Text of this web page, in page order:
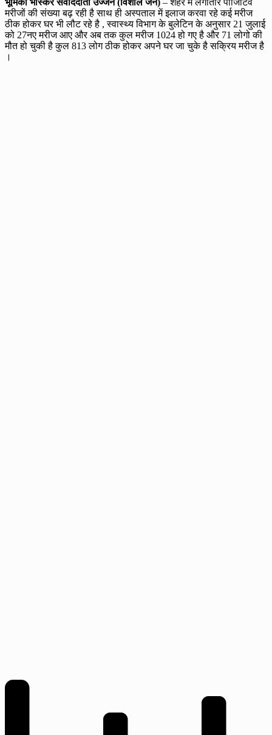
मरीजों की संख्या बढ़ रही है साथ ही अस्पताल में इलाज करवा रहे कई मरीज
ठीक होकर घर भी लौट रहे है , स्वास्थ्य विभाग के बुलेटिन के अनुसार 21 जुलाई
को 27नए मरीज आए और अब तक कुल मरीज 1024 हो गए है और 71 लोगो की
मौत हो चुकी है कुल 813 लोग ठीक होकर अपने घर जा चुके है सक्रिय मरीज है
।